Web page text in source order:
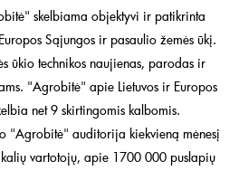
skelbiama objektyvi ir patikrinta
Sąjungos ir pasaulio žemės ūkį.
ūkio technikos naujienas, parodas ir
"Agrobitė" apie Lietuvos ir Europos
net 9 skirtingomis kalbomis.
"Agrobitė" auditorija kiekvieną mėnesį
vartotojų, apie 1700 000 puslapių